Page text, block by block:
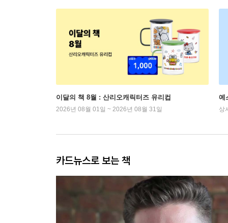
이달의 책 8월 : 산리오캐릭터즈 유리컵
2026년 08월 01일 ~ 2026년 08월 31일
예
상
카드뉴스로 보는 책